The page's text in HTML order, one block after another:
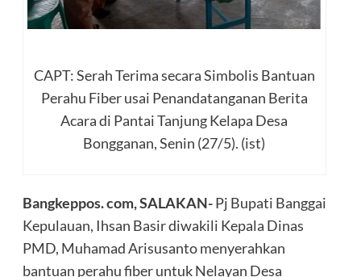
CAPT: Serah Terima secara Simbolis Bantuan
Perahu Fiber usai Penandatanganan Berita
Acara di Pantai Tanjung Kelapa Desa
Bongganan, Senin (27/5). (ist)
Bangkeppos. com, SALAKAN-Pj Bupati Banggai
Kepulauan, Ihsan Basir diwakili Kepala Dinas
PMD, Muhamad Arisusanto menyerahkan
bantuan perahu fiber untuk Nelayan Desa